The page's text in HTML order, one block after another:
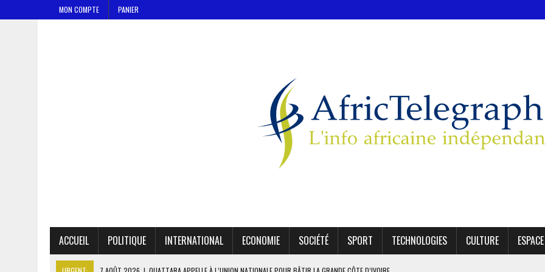
MON COMPTE PANIER
ACCUEIL POLITIQUE INTERNATIONAL ECONOMIE SOCIÉTÉ SPORT TECHNOLOGIES CULTURE